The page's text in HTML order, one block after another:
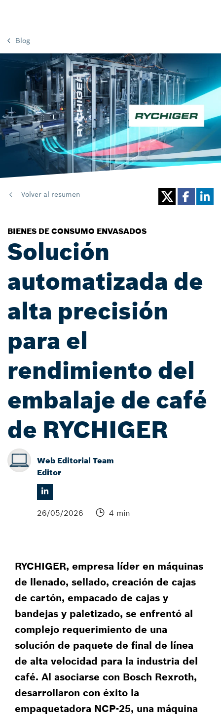
Blog
Volver al resumen
BIENES DE CONSUMO ENVASADOS
Solución
automatizada de
alta precisión
para el
rendimiento del
embalaje de café
de RYCHIGER
Web Editorial Team
Editor
26/05/2026 4 min
RYCHIGER, empresa líder en máquinas
de llenado, sellado, creación de cajas
de cartón, empacado de cajas y
bandejas y paletizado, se enfrentó al
complejo requerimiento de una
solución de paquete de final de línea
de alta velocidad para la industria del
café. Al asociarse con Bosch Rexroth,
desarrollaron con éxito la
empaquetadora NCP-25, una máquina